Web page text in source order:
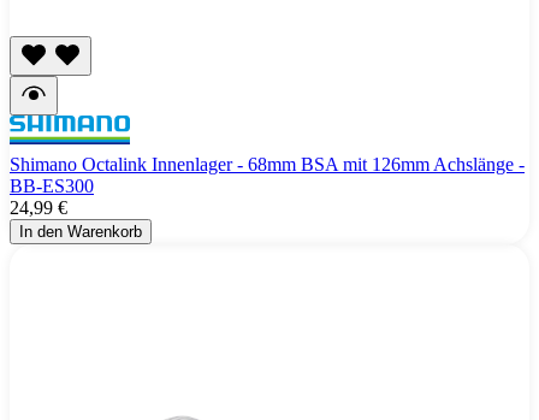
Shimano Octalink Innenlager - 68mm BSA mit 126mm Achslänge -
BB-ES300
24,99 €
In den Warenkorb